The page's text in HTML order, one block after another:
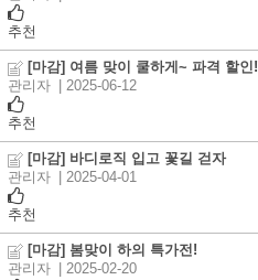
추천
[마감] 여름 맞이 쿨하게~ 파격 할인!
관리자
| 2025-06-12
추천
[마감] 바디로직 입고 꽃길 걷자
관리자
| 2025-04-01
추천
[마감] 봄맞이 하의 특가전!
관리자
| 2025-02-20